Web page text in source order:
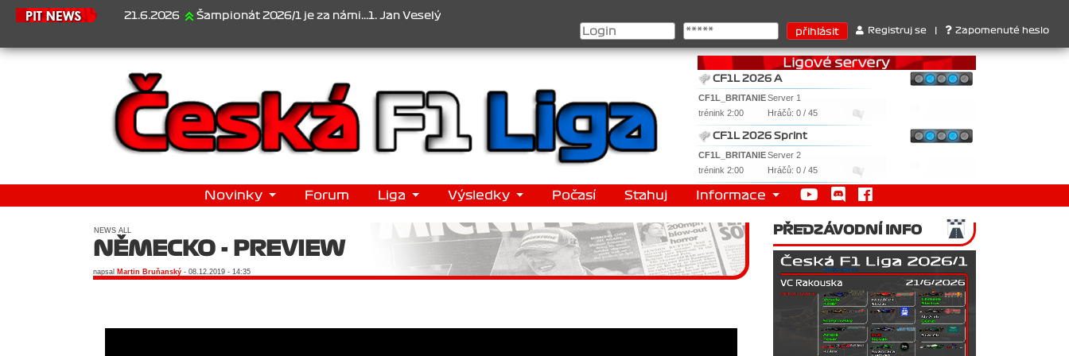
21.6.2026 Šampionát 2026/1 je za námi...1. Jan Veselý , 2. Jan Nováček , 3. Jakub Chmelík , Pohár konstruktérů : 1. Ferrari . 2. Williams , 3. RedBull ..... SprintCup - 1. Jan
Registruj se Zapomenuté heslo
CF1L 2026 A
CF1L_BRITANIEServer 1
trénink 2:00
Hráčů: 0 / 45
CF1L 2026 Sprint
CF1L_BRITANIEServer 2
trénink 2:00
Hráčů: 0 / 45
Novinky Forum Liga Výsledky Počasí Stahuj Informace
NEWS ALL
NĚMECKO - PREVIEW
napsal Martin Bruňanský - 08.12.2019 - 14:35
PŘEDZÁVODNÍ INFO